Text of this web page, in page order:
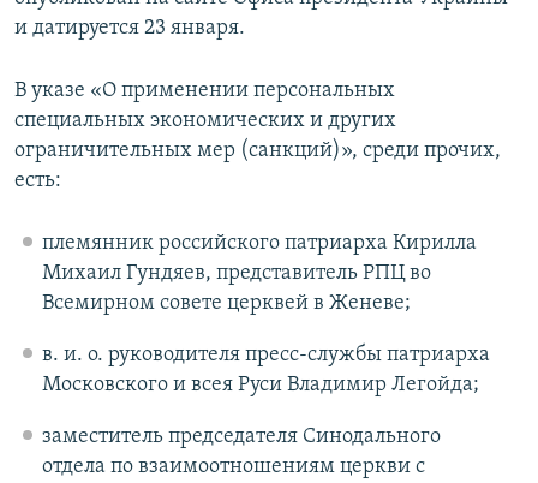
и датируется 23 января.
В указе «О применении персональных
специальных экономических и других
ограничительных мер (санкций)», среди прочих,
есть:
племянник российского патриарха Кирилла
Михаил Гундяев, представитель РПЦ во
Всемирном совете церквей в Женеве;
в. и. о. руководителя пресс-службы патриарха
Московского и всея Руси Владимир Легойда;
заместитель председателя Синодального
отдела по взаимоотношениям церкви с